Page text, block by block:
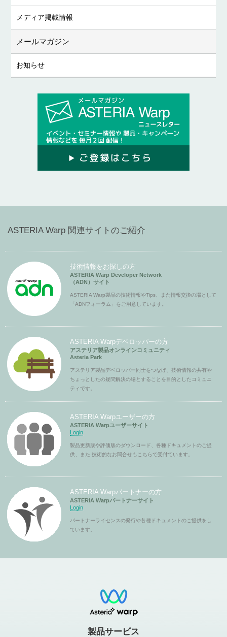
メディア掲載情報
メールマガジン
お知らせ
ASTERIA Warp 関連サイトのご紹介
技術情報をお探しの方
ASTERIA Warp Developer Network
（ADN）サイト
ASTERIA Warp製品の技術情報やTips、また情報交換の場として
「ADNフォーラム」をご用意しています。
ASTERIA Warpデベロッパーの方
アステリア製品オンラインコミュニティ
Asteria Park
アステリア製品デベロッパー同士をつなげ、技術情報の共有や
ちょっとしたの疑問解決の場とすることを目的としたコミュニ
ティです。
ASTERIA Warpユーザーの方
ASTERIA Warpユーザーサイト
Login
製品更新版や評価版のダウンロード、各種ドキュメントのご提
供、また 技術的なお問合せもこちらで受付ています。
ASTERIA Warpパートナーの方
ASTERIA Warpパートナーサイト
Login
パートナーライセンスの発行や各種ドキュメントのご提供をし
ています。
製品サービス